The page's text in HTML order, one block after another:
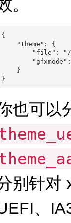
。
{
    "theme": {
"file":
    }
也可以
别针对
、